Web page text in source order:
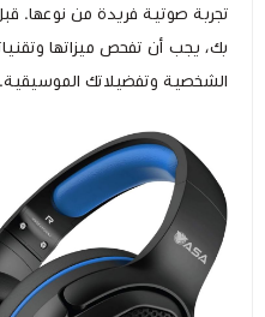
تجربة صوتية فريدة من نوعها.
بك، يجب أن تفحص ميزاتها
الشخصية وتفضيلاتك الموسيقية.